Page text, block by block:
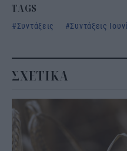
TAGS
Συντάξεις
Συντάξεις
ΣΧΕΤΙΚΑ